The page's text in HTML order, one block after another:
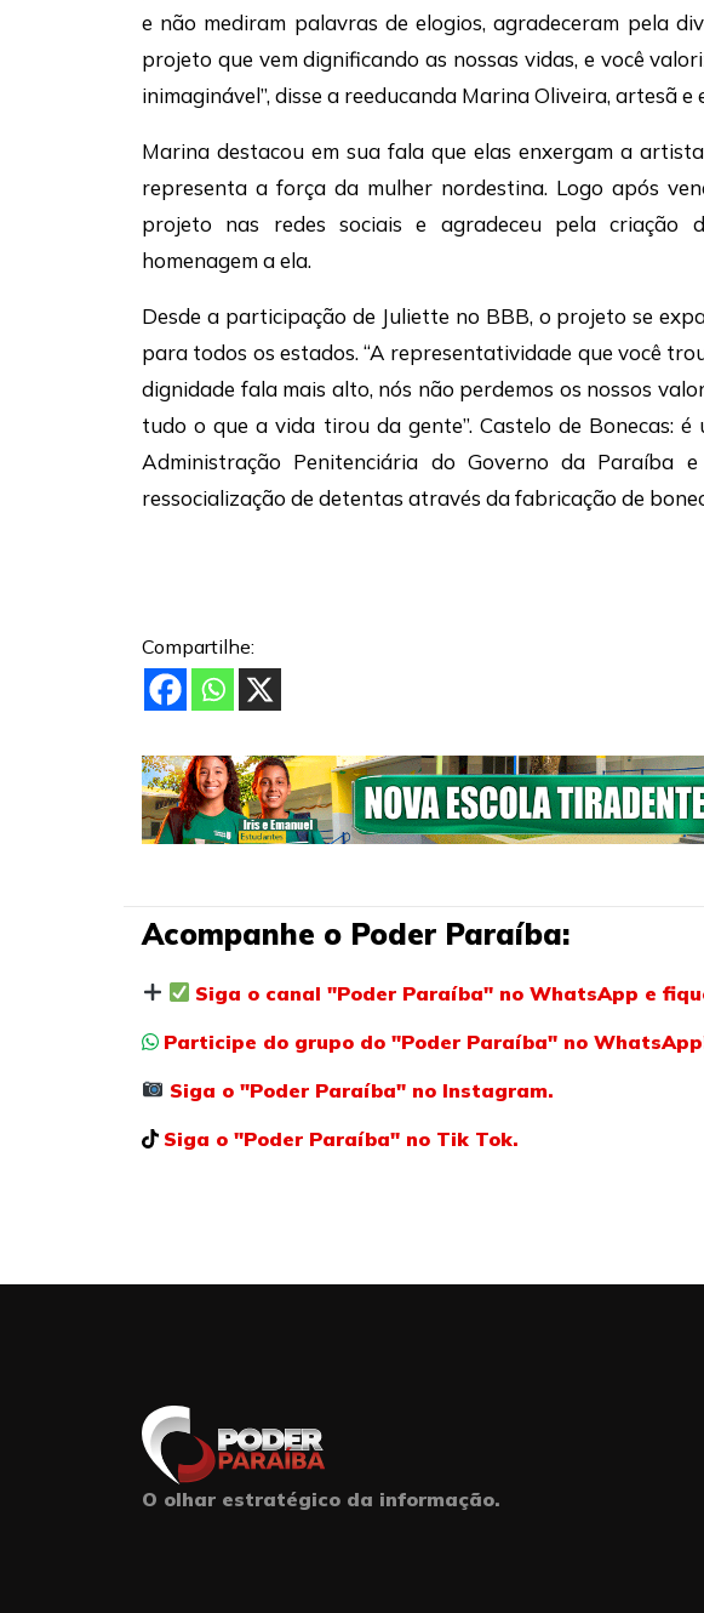
e não mediram palavras de elogios, agradeceram pela
projeto que vem dignificando as nossas vidas, e você
inimaginável”, disse a reeducanda Marina Oliveira, artesã e
Marina destacou em sua fala que elas enxergam a
representa a força da mulher nordestina. Logo após
projeto nas redes sociais e agradeceu pela criação
homenagem a ela.
Desde a participação de Juliette no BBB, o projeto se
para todos os estados. “A representatividade que você
dignidade fala mais alto, nós não perdemos os nossos
tudo o que a vida tirou da gente”. Castelo de Bonecas:
Administração Penitenciária do Governo da Paraíba
ressocialização de detentas através da fabricação de
Compartilhe:
Acompanhe o Poder Paraíba:
Siga o canal "Poder Paraíba" no WhatsApp e
Participe do grupo do "Poder Paraíba" no
Siga o "Poder Paraíba" no Instagram.
Siga o "Poder Paraíba" no Tik Tok.
O olhar estratégico da informação.